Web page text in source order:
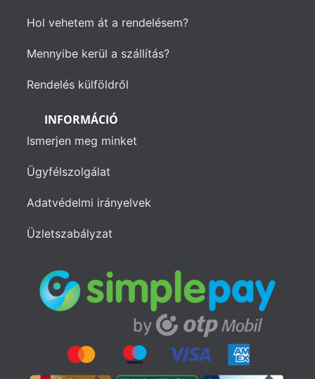
Hol vehetem át a rendelésem?
Mennyibe kerül a szállítás?
Rendelés külföldről
INFORMÁCIÓ
Ismerjen meg minket
Ügyfélszolgálat
Adatvédelmi irányelvek
Üzletszabályzat